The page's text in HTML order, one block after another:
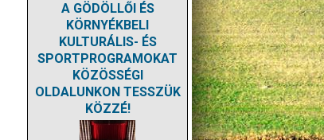
A GÖDÖLLŐI ÉS
KÖRNYÉKBELI
KULTURÁLIS- ÉS
SPORTPROGRAMOKAT
KÖZÖSSÉGI
OLDALUNKON TESSZÜK
KÖZZÉ!